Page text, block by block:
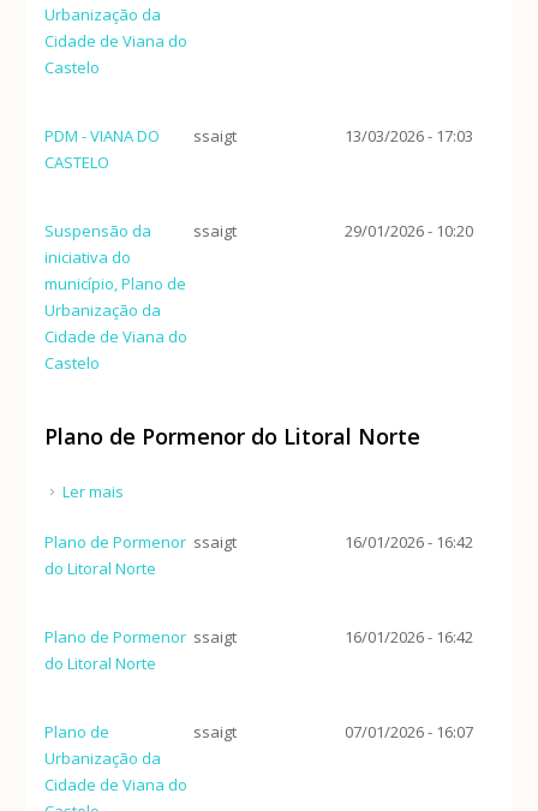
Urbanização da
Cidade de Viana do
Castelo
PDM - VIANA DO
CASTELO
ssaigt 13/03/2026 - 17:03
Suspensão da
iniciativa do
município, Plano de
Urbanização da
Cidade de Viana do
Castelo
ssaigt 29/01/2026 - 10:20
Plano de Pormenor do Litoral Norte
Ler mais
Plano de Pormenor
do Litoral Norte
ssaigt 16/01/2026 - 16:42
Plano de Pormenor
do Litoral Norte
ssaigt 16/01/2026 - 16:42
Plano de
Urbanização da
Cidade de Viana do
ssaigt 07/01/2026 - 16:07